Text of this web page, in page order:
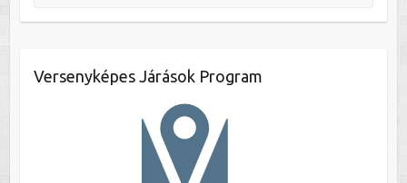
Versenyképes Járások Program